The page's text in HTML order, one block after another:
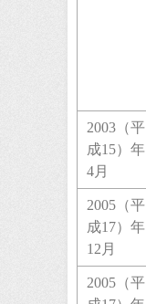
2003（平
成15）年
4月
2005（平
成17）年
12月
2005（平